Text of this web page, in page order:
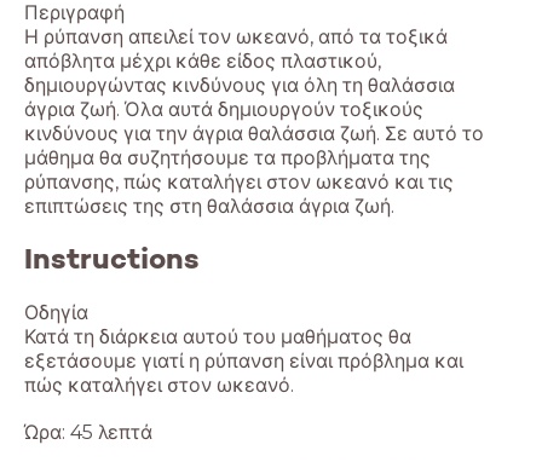
Περιγραφή
Η ρύπανση απειλεί τον ωκεανό, από τα τοξικά
απόβλητα μέχρι κάθε είδος πλαστικού,
δημιουργώντας κινδύνους για όλη τη θαλάσσια
άγρια ζωή. Όλα αυτά δημιουργούν τοξικούς
κινδύνους για την άγρια θαλάσσια ζωή. Σε αυτό το
μάθημα θα συζητήσουμε τα προβλήματα της
ρύπανσης, πώς καταλήγει στον ωκεανό και τις
Instructions
Οδηγία
Κατά τη διάρκεια αυτού του μαθήματος θα
εξετάσουμε γιατί η ρύπανση είναι πρόβλημα και
πώς καταλήγει στον ωκεανό.
Ώρα: 45 λεπτά